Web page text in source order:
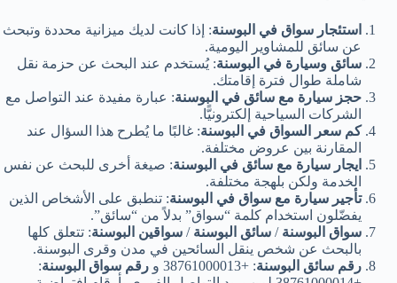
استئجار سواق في البوسنة: إذا كانت لديك ميزانية محددة وتبحث
عن سائق للمشاوير اليومية.
سائق وسيارة في البوسنة: يُستخدم عند البحث عن حزمة نقل
شاملة طوال فترة إقامتك.
حجز سيارة مع سائق في البوسنة: عبارة مفيدة عند التواصل مع
الشركات السياحية إلكترونيًّا.
كم سعر السواق في البوسنة: غالبًا ما يُطرح هذا السؤال عند
المقارنة بين عروض مختلفة.
ايجار سيارة مع سائق في البوسنة: صيغة أخرى للبحث عن نفس
الخدمة ولكن بلهجة مختلفة.
تأجير سيارة مع سواق في البوسنة: تنطبق على الأشخاص الذين
يفضّلون استخدام كلمة “سواق” بدلاً من “سائق”.
سواق البوسنة / سائق البوسنة / سواقين البوسنة: تتعلق كلها
بالبحث عن شخص ينقل السائحين في مدن وقرى البوسنة.
رقم سائق البوسنة: +38761000013 و رقم سواق البوسنة: